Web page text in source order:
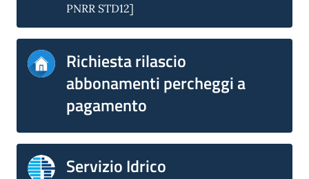
PNRR STD12]
Richiesta rilascio
abbonamenti percheggi a
pagamento
Servizio Idrico